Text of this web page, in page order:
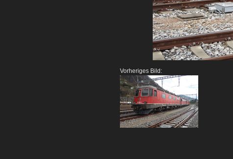
Vorheriges Bild: